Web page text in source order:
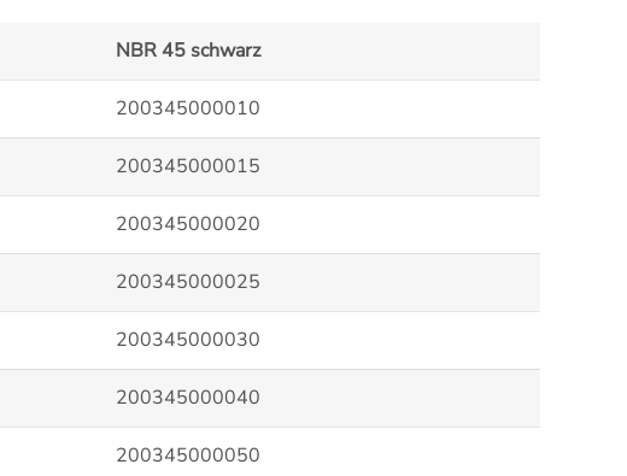
NBR 45 schwarz
200345000010
200345000015
200345000020
200345000025
200345000030
200345000040
200345000050